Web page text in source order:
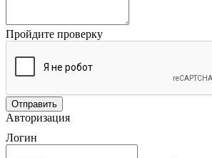
Пройдите проверку
Авторизация
Логин